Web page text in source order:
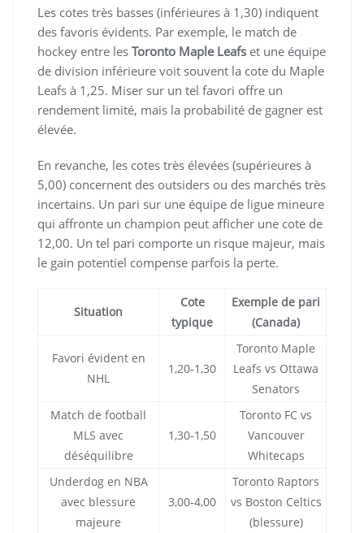
Les cotes très basses (inférieures à 1,30) indiquent
des favoris évidents. Par exemple, le match de
hockey entre les Toronto Maple Leafs et une équipe
de division inférieure voit souvent la cote du Maple
Leafs à 1,25. Miser sur un tel favori offre un
rendement limité, mais la probabilité de gagner est
élevée.
En revanche, les cotes très élevées (supérieures à
5,00) concernent des outsiders ou des marchés très
incertains. Un pari sur une équipe de ligue mineure
qui affronte un champion peut afficher une cote de
12,00. Un tel pari comporte un risque majeur, mais
le gain potentiel compense parfois la perte.
Situation
Cote
typique
Exemple de pari
(Canada)
Favori évident en
NHL
1,20‑1,30
Toronto Maple
Leafs vs Ottawa
Senators
Match de football
MLS avec
déséquilibre
1,30‑1,50
Toronto FC vs
Vancouver
Whitecaps
Underdog en NBA
avec blessure
majeure
3,00‑4,00
Toronto Raptors
vs Boston Celtics
(blessure)